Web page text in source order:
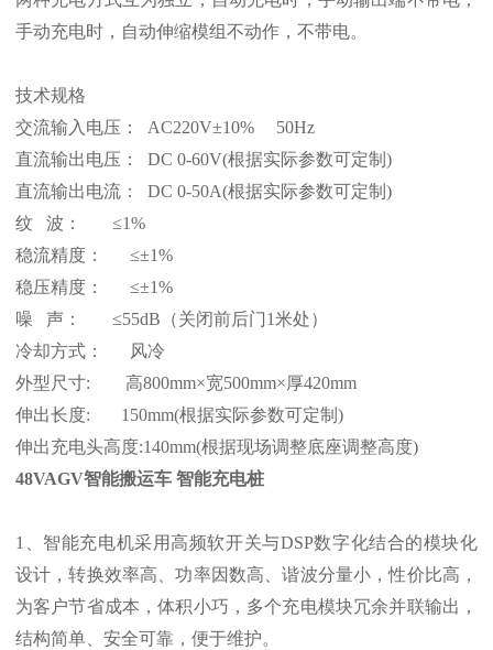
手动充电时，自动伸缩模组不动作，不带电。
技术规格
交流输入电压： AC220V±10% 50Hz
直流输出电压： DC 0-60V(根据实际参数可定制)
直流输出电流： DC 0-50A(根据实际参数可定制)
纹 波： ≤1%
稳流精度： ≤±1%
稳压精度： ≤±1%
噪 声： ≤55dB（关闭前后门1米处）
冷却方式： 风冷
外型尺寸: 高800mm×宽500mm×厚420mm
伸出长度: 150mm(根据实际参数可定制)
伸出充电头高度:140mm(根据现场调整底座调整高度)
48VAGV智能搬运车 智能充电桩
1、智能充电机采用高频软开关与DSP数字化结合的模块化
设计，转换效率高、功率因数高、谐波分量小，性价比高，
为客户节省成本，体积小巧，多个充电模块冗余并联输出，
结构简单、安全可靠，便于维护。